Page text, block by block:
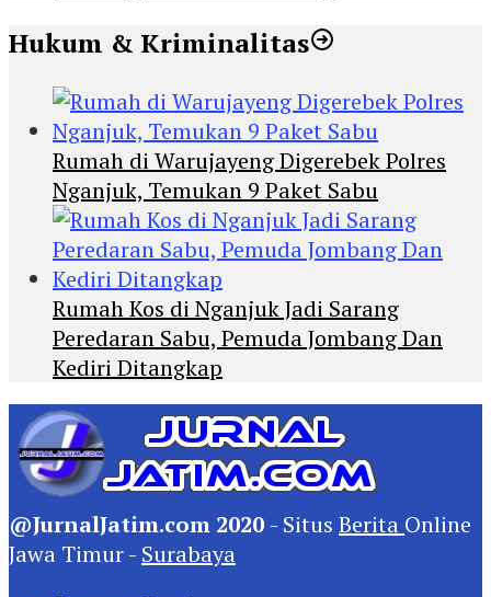
Hukum & Kriminalitas
Rumah di Warujayeng Digerebek Polres
Nganjuk, Temukan 9 Paket Sabu
Rumah Kos di Nganjuk Jadi Sarang
Peredaran Sabu, Pemuda Jombang Dan
Kediri Ditangkap
@JurnalJatim.com 2020 - Situs Berita Online
Jawa Timur - Surabaya